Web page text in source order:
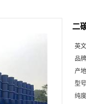
二
英
品
产
型
纯